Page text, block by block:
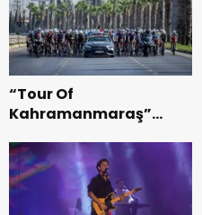
“Tour Of
Kahramanmaraş”
Bisikleti Turnuvası
Tamamlandı.